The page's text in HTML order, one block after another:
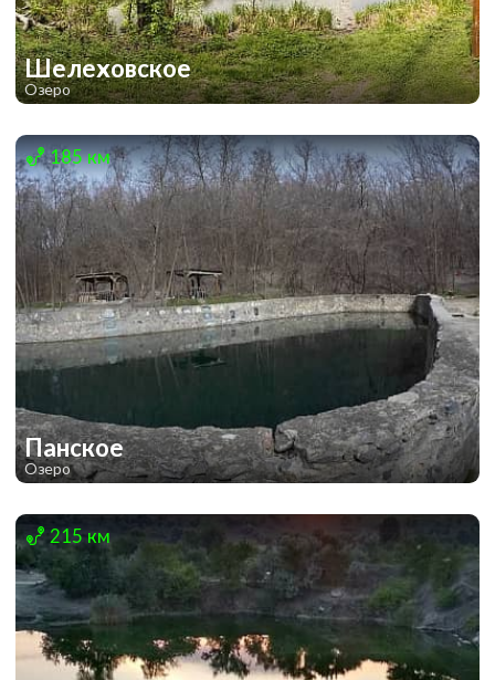
Шелеховское
Озеро
1 1
185 км
Панское
Озеро
1 1
215 км